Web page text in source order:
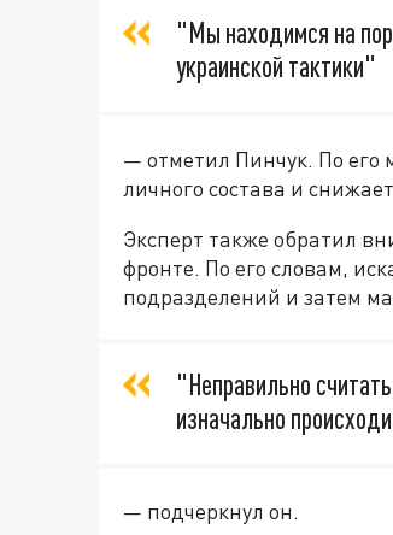
"Мы находимся на
украинской тактики"
— отметил Пинчук. По его
личного состава и
Эксперт также обратил
фронте. По его словам,
подразделений и затем
"Неправильно
изначально
— подчеркнул он.